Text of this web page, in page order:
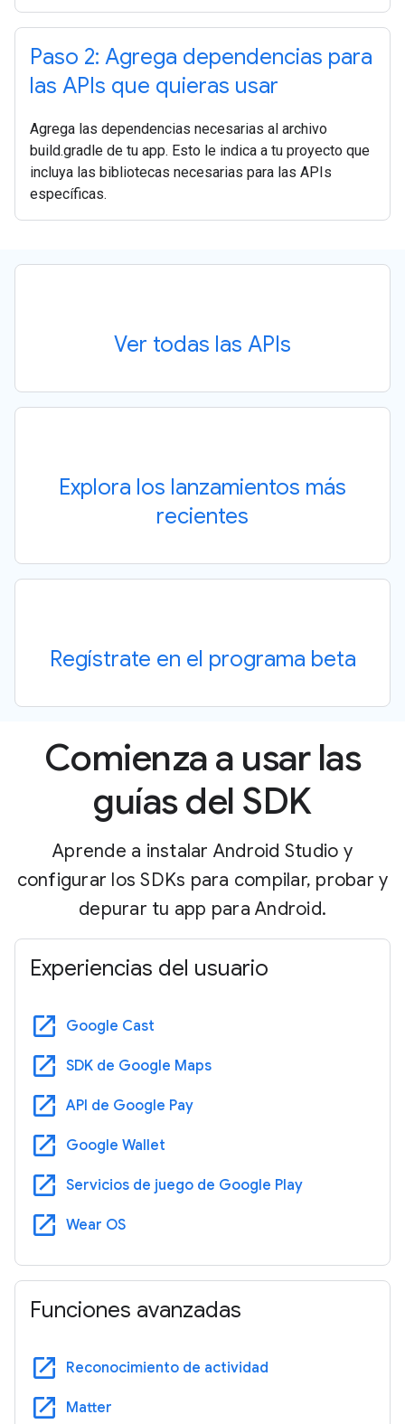
Paso 2: Agrega dependencias para
las APIs que quieras usar
Agrega las dependencias necesarias al archivo
build.gradle de tu app. Esto le indica a tu proyecto que
incluya las bibliotecas necesarias para las APIs
específicas.
Ver todas las APIs
Explora los lanzamientos más
recientes
Regístrate en el programa beta
Comienza a usar las
guías del SDK
Aprende a instalar Android Studio y
configurar los SDKs para compilar, probar y
depurar tu app para Android.
Experiencias del usuario
open_in_new Google Cast
open_in_new SDK de Google Maps
open_in_new API de Google Pay
open_in_new Google Wallet
open_in_new Servicios de juego de Google Play
open_in_new Wear OS
Funciones avanzadas
open_in_new Reconocimiento de actividad
open_in_new Matter